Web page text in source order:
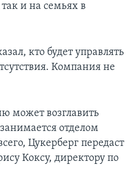
и на семьях в
кто будет управлять
Компания не
может возглавить
отделом
Цукерберг передаст
Коксу, директору по